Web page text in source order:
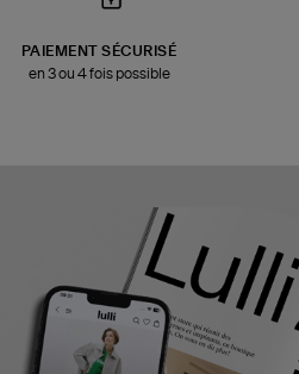
PAIEMENT SÉCURISÉ
en 3 ou 4 fois possible